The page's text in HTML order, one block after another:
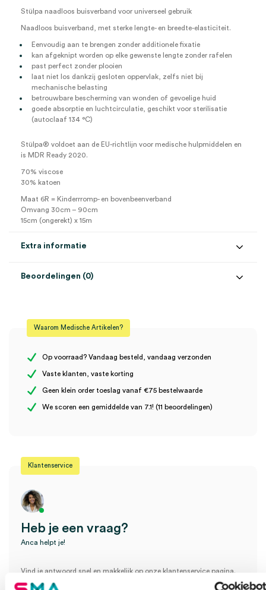
Stülpa naadloos buisverband voor universeel gebruik
Naadloos buisverband, met sterke lengte- en breedte-elasticiteit.
Eenvoudig aan te brengen zonder additionele fixatie
kan afgeknipt worden op elke gewenste lengte zonder rafelen
past perfect zonder plooien
laat niet los dankzij gesloten oppervlak, zelfs niet bij
mechanische belasting
betrouwbare bescherming van wonden of gevoelige huid
goede absorptie en luchtcirculatie, geschikt voor sterilisatie
(autoclaaf 134 °C)
Stülpa® voldoet aan de EU-richtlijn voor medische hulpmiddelen en
is MDR Ready 2020.
70% viscose
30% katoen
Maat 6R = Kinderrromp- en bovenbeenverband
Omvang 30cm – 90cm
15cm (ongerekt) x 15m
Extra informatie
Kleur wit
Maat
Steriel onsteriel
Beoordelingen (0)
Er zijn nog geen beoordelingen.
beoordelen
Waarom Medische Artikelen?
Op voorraad? Vandaag besteld, vandaag verzonden
Vaste klanten, vaste korting
Geen klein order toeslag vanaf €75 bestelwaarde
We scoren een gemiddelde van 7.1! (11 beoordelingen)
Klantenservice
Heb je een vraag?
Anca helpt je!
Vind je antwoord snel en makkelijk op onze klantenservice pagina.
Of contacteer ons via een van de onderstaande opties.